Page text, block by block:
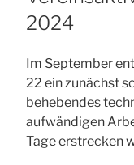
2024
Im September
22 ein zunächst
behebendes
aufwändigen
Tage erstrecken